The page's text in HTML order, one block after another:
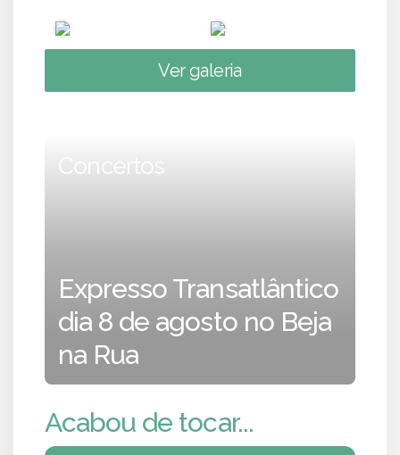
Ver galeria
Concertos
Expresso Transatlântico
dia 8 de agosto no Beja
na Rua
Acabou de tocar...